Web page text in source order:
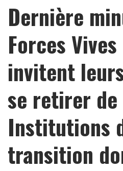
Dernière
Forces
invitent
se retirer
Institutions
transition